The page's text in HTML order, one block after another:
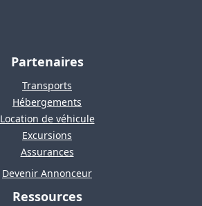
Partenaires
Transports
Hébergements
Location de véhicule
Excursions
Assurances
Devenir Annonceur
Ressources